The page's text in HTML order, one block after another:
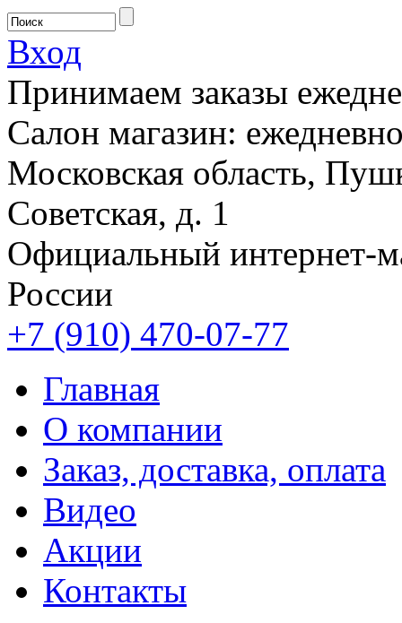
Вход
Принимаем заказы
Салон магазин:
Московская область,
Советская, д. 1
Официальный интернет-
России
+7 (910) 470-07-77
Главная
О компании
Заказ, доставка, оплата
Видео
Акции
Контакты